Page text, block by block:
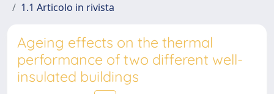
1.1 Articolo in rivista
Ageing effects on the thermal
performance of two different well-
insulated buildings